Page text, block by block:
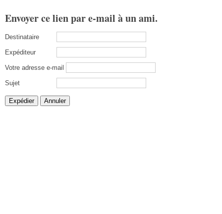
Envoyer ce lien par e-mail à un ami.
Destinataire
Expéditeur
Votre adresse e-mail
Sujet
Expédier Annuler